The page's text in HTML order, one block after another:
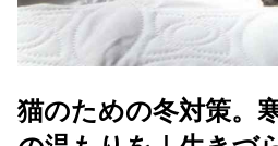
猫のための冬対策。